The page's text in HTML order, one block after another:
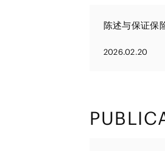
陈述与保证保
2026.02.20